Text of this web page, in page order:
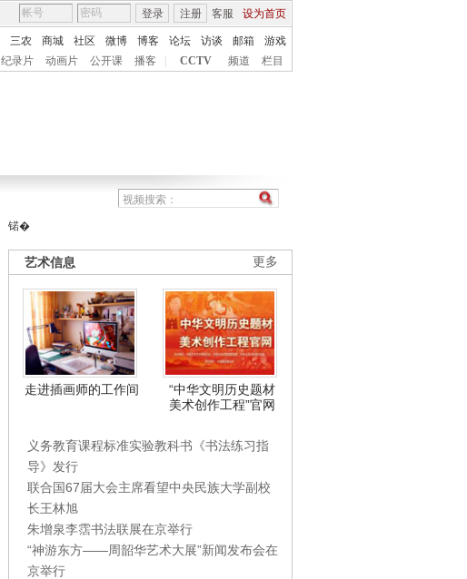
客服 设为首页
登录 注册
三农 商城 社区 微博 博客 论坛 访谈 邮箱
游戏
纪录片 动画片 公开课 播客 CCTV 频道 栏目
锘�
更多
艺术信息
走进插画师的工作间
“中华文明历史题材
美术创作工程”官网
义务教育课程标准实验教科书《书法练习指
导》发行
联合国67届大会主席看望中央民族大学副校
长王林旭
朱增泉李霑书法联展在京举行
“神游东方——周韶华艺术大展”新闻发布会在
京举行